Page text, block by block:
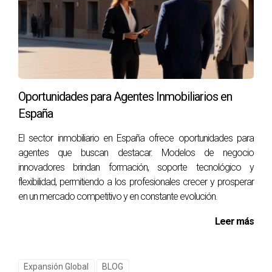
Preguntas Frecuentes
¿Cómo puedo empezar a construir una red
global en el sector inmobiliario?
Para comenzar, puedes unirte a plataformas en línea
diseñadas para profesionales del sector inmobiliario, asistir
a eventos internacionales y participar en seminarios web.
agentes y profesionales en tu área para establecer
vínculos significativos.
¿Cuáles son las mejores plataformas para
networking inmobiliario?
Existen varias plataformas como LinkedIn, donde puedes
Oportunidades para Agentes Inmobiliarios en
España
El sector inmobiliario en España ofrece oportunidades para
agentes que buscan destacar. Modelos de negocio
innovadores brindan formación, soporte tecnológico y
flexibilidad, permitiendo a los profesionales crecer y prosperar
en un mercado competitivo y en constante evolución.
Leer más
Expansión Global BLOG